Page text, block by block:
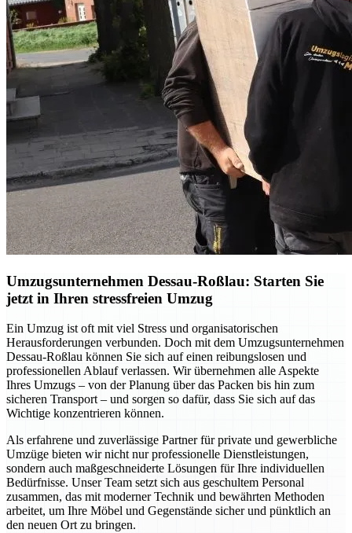
Umzugsunternehmen Dessau-Roßlau: Starten Sie
jetzt in Ihren stressfreien Umzug
Ein Umzug ist oft mit viel Stress und organisatorischen
Herausforderungen verbunden. Doch mit dem Umzugsunternehmen
Dessau-Roßlau können Sie sich auf einen reibungslosen und
professionellen Ablauf verlassen. Wir übernehmen alle Aspekte
Ihres Umzugs – von der Planung über das Packen bis hin zum
sicheren Transport – und sorgen so dafür, dass Sie sich auf das
Wichtige konzentrieren können.
Als erfahrene und zuverlässige Partner für private und gewerbliche
Umzüge bieten wir nicht nur professionelle Dienstleistungen,
sondern auch maßgeschneiderte Lösungen für Ihre individuellen
Bedürfnisse. Unser Team setzt sich aus geschultem Personal
zusammen, das mit moderner Technik und bewährten Methoden
arbeitet, um Ihre Möbel und Gegenstände sicher und pünktlich an
den neuen Ort zu bringen.